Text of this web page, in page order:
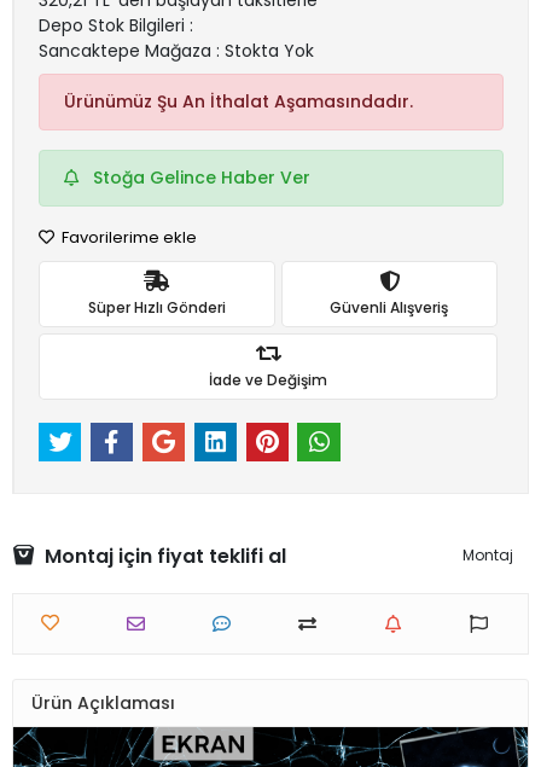
Depo Stok Bilgileri :
Sancaktepe Mağaza : Stokta Yok
Ürünümüz Şu An İthalat Aşamasındadır.
Stoğa Gelince Haber Ver
Favorilerime ekle
Süper Hızlı Gönderi Güvenli Alışveriş
İade ve Değişim
Montaj için fiyat teklifi al Montaj
Ürün Açıklaması